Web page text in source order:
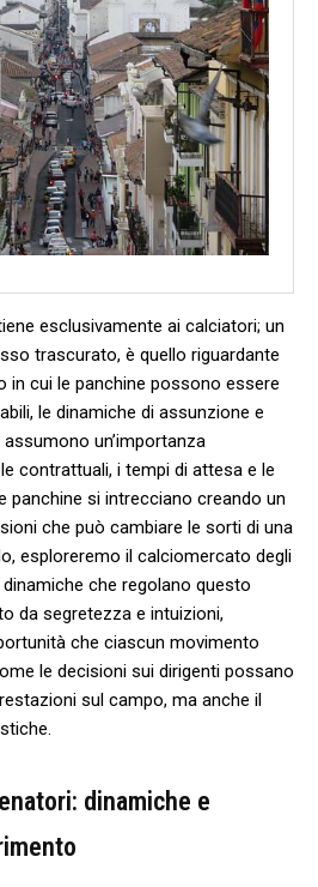
esclusivamente ai calciatori; un
trascurato, è quello riguardante
in cui le panchine possono essere
le⁤ dinamiche di assunzione e
un’importanza
contrattuali, i tempi⁢ di ‍attesa ⁣e le
panchine si ‌intrecciano⁣ creando un
‍che può‍ cambiare le sorti ‌di una
​esploreremo ​il calciomercato degli
che regolano questo
‍da segretezza e‍ intuizioni,
che⁢ ciascun movimento
‌le decisioni sui dirigenti possano
sul campo, ma anche ⁢il​
dinamiche⁤ e